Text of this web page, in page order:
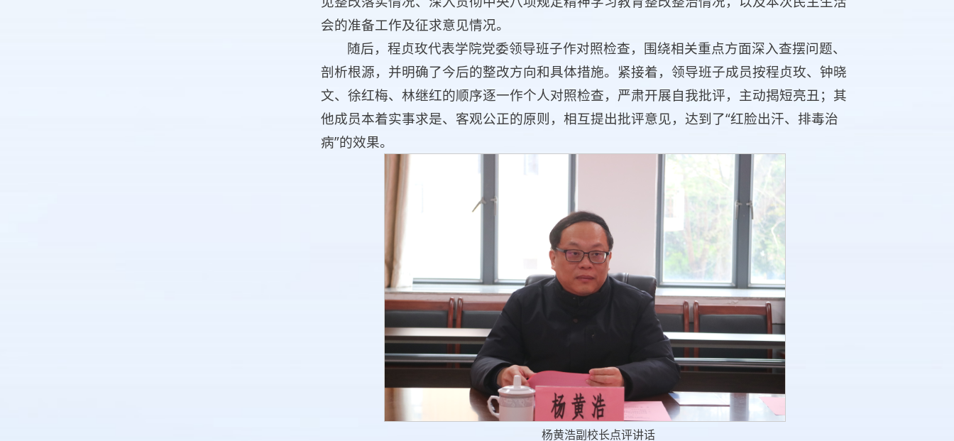
会的准备工作及征求意见情况。
随后，程贞玫代表学院党委领导班子作对照检查，围绕相关重点方面深入查摆问题、
剖析根源，并明确了今后的整改方向和具体措施。紧接着，领导班子成员按程贞玫、钟晓
文、徐红梅、林继红的顺序逐一作个人对照检查，严肃开展自我批评，主动揭短亮丑；其
他成员本着实事求是、客观公正的原则，相互提出批评意见，达到了“红脸出汗、排毒治
病”的效果。
杨黄浩副校长点评讲话